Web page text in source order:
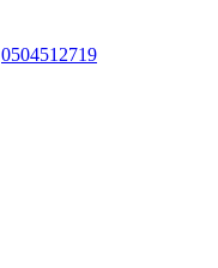
0504512719